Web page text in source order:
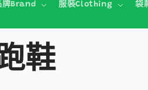
牌Brand 服裝Clothing 袋
鞋